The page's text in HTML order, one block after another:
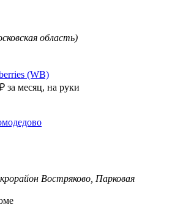
область)
(WB)
₽ за месяц, на руки
Востряково, Парковая